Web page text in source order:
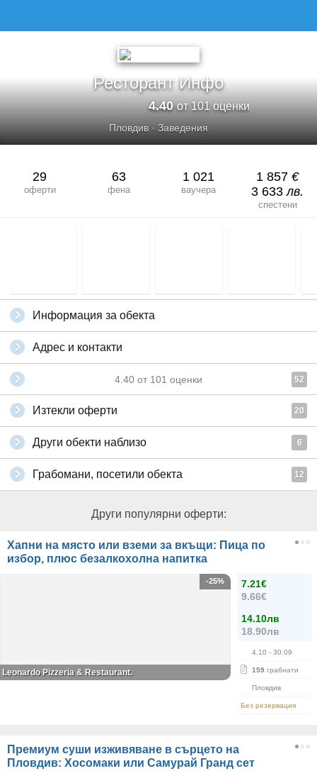
Ресторант Инфо
4.40от 101 оценки
Пловдив· Заведения
29
оферти
63
фена
1 021
ваучера
1 857 €
3 633лв.
спестени
Информация за обекта
Адрес и контакти
4.40 от 101 оценки 52
Изтекли оферти 20
Други обекти наблизо 6
Грабомани, посетили обекта 12
Други популярни оферти:
Хапни на място или вземи за вкъщи: Пица по
избор, плюс безалкохолна напитка
7.21€
9.66€
14.10лв
18.90лв
4.10 - 30.09
159 грабнати
Пловдив
Без резервация
-25%
Leonardo Pizzeria & Restaurant.
Премиум суши изживяване в сърцето на
Пловдив: Хосомаки или Самурай Гранд сет